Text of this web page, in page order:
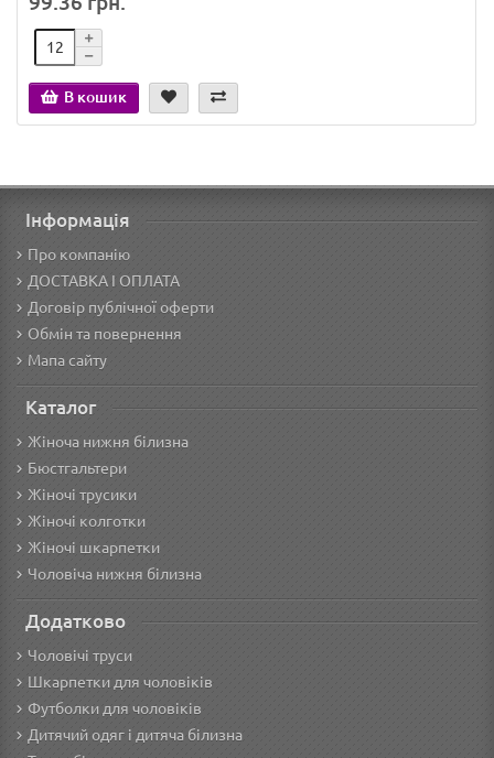
В кошик
Інформація
Про компанію
ДОСТАВКА І ОПЛАТА
Договір публічної оферти
Обмін та повернення
Мапа сайту
Каталог
Жіноча нижня білизна
Бюстгальтери
Жіночі трусики
Жіночі колготки
Жіночі шкарпетки
Чоловіча нижня білизна
Додатково
Чоловічі труси
Шкарпетки для чоловіків
Футболки для чоловіків
Дитячий одяг і дитяча білизна